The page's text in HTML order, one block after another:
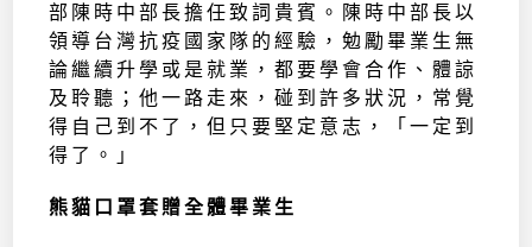
部陳時中部長擔任致詞貴賓。陳時中部長以
領導台灣抗疫國家隊的經驗，勉勵畢業生無
論繼續升學或是就業，都要學會合作、體諒
及聆聽；他一路走來，碰到許多狀況，常覺
得自己到不了，但只要堅定意志，「一定到
得了。」
熊貓口罩套贈全體畢業生